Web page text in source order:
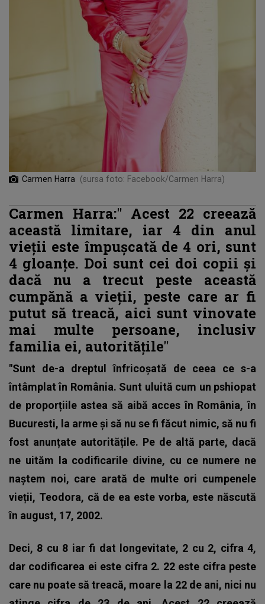
Carmen Harra (sursa foto: Facebook/Carmen Harra)
Carmen Harra:" Acest 22 creează
această limitare, iar 4 din anul
vieții este împușcată de 4 ori, sunt
4 gloanțe. Doi sunt cei doi copii și
dacă nu a trecut peste această
cumpănă a vieții, peste care ar fi
putut să treacă, aici sunt vinovate
mai multe persoane, inclusiv
familia ei, autoritățile"
"Sunt de-a dreptul înfricoșată de ceea ce s-a
întâmplat în România. Sunt uluită cum un pshiopat
de proporțiile astea să aibă acces în România, în
Bucuresti, la arme și să nu se fi făcut nimic, să nu fi
fost anunțate autoritățile. Pe de altă parte, dacă
ne uităm la codificarile divine, cu ce numere ne
naștem noi, care arată de multe ori cumpenele
vieții, Teodora, că de ea este vorba, este născută
în august, 17, 2002.
Deci, 8 cu 8 iar fi dat longevitate, 2 cu 2, cifra 4,
dar codificarea ei este cifra 2. 22 este cifra peste
care nu poate să treacă, moare la 22 de ani, nici nu